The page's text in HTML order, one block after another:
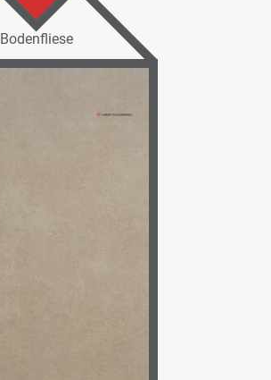
Bodenfliese